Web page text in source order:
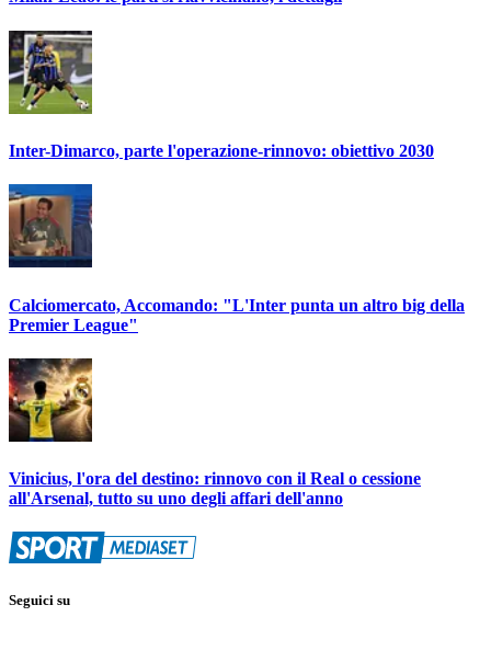
Inter-Dimarco, parte l'operazione-rinnovo: obiettivo 2030
Calciomercato, Accomando: "L'Inter punta un altro big della
Premier League"
Vinicius, l'ora del destino: rinnovo con il Real o cessione
all'Arsenal, tutto su uno degli affari dell'anno
Seguici su